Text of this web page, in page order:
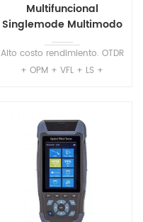
Multifuncional
Singlemode Multimodo
OTDR S2100
Alto costo rendimiento. OTDR
+ OPM + VFL + LS +
opciones de longitudes de
onda y rangos dinámicos
mejor cumplen con el
requisito de los usuarios